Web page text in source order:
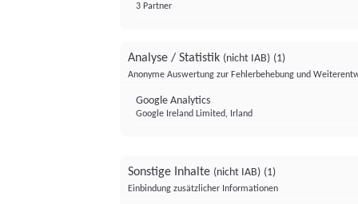
3 Partner
Analyse / Statistik (nicht IAB) (1)
Anonyme Auswertung zur Fehlerbehebung und
Google Analytics
Google Ireland Limited, Irland
Sonstige Inhalte (nicht IAB) (1)
Einbindung zusätzlicher Informationen